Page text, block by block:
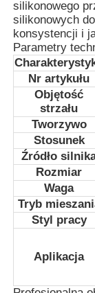
Dom
O nas
silikonowego
silikonowych
konsystencji i
Parametry
Nr artykułu
Objętość
strzału
Tworzywo
Stosunek
Źródło
Rozmiar
Waga
Tryb
Styl pracy
Aplikacja